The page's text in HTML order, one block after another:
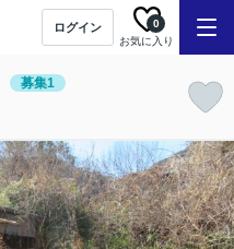
ログイン
お気に入り
0
募集1